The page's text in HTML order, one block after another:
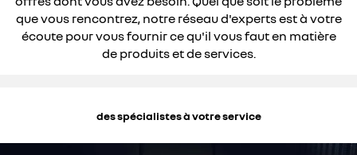
que vous rencontrez, notre réseau d'experts est à votre
écoute pour vous fournir ce qu'il vous faut en matière
de produits et de services.
des spécialistes à votre service